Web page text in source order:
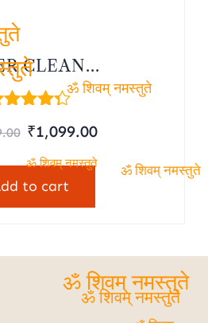
CLEAN...
4.20
out of 5
Original
was:
₹2,499.00.
₹1,099.00Current
is:
to cart
ॐ शिवम् नमस्तुते
ॐ शिवम् नमस्तुते
ॐ शिवम् नमस्तुते
ॐ शिवम् नमस्तुते
ॐ शिवम् नमस्तुते